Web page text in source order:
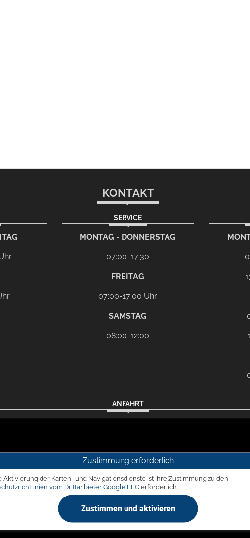
KONTAKT
SERVICE
MONTAG - DONNERSTAG
07:00-17:30
FREITAG
07:00-17:00 Uhr
SAMSTAG
08:00-12:00
eMail-Programm
ANFAHRT
Zustimmung erforderlich
Aktivierung der Karten- und Navigationsdienste ist Ihre Zustimmung zu den
vom Drittanbieter Google LLCerforderlich.
Zustimmen und aktivieren